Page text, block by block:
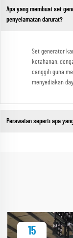
Apa yang membuat set
penyelamatan darurat?
Set generator
ketahanan,
canggih guna
menyediakan
Perawatan seperti apa
15